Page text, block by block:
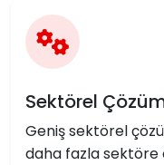
Sektörel
Geniş sektörel
daha fazla sektöre